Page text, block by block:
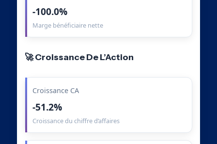
-100.0%
Marge bénéficiaire nette
🚀 Croissance De L’Action
Croissance CA
-51.2%
Croissance du chiffre d’affaires